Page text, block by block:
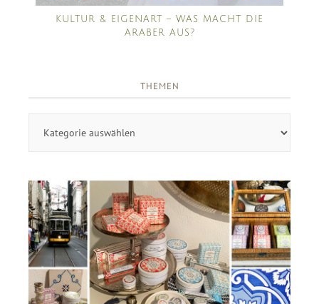
KULTUR & EIGENART – WAS MACHT DIE
ARABER AUS?
THEMEN